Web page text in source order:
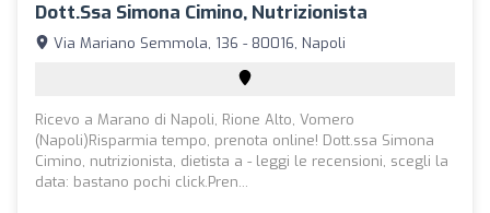
Dott.ssa Simona Cimino, Nutrizionista
Via Mariano Semmola, 136 - 80016, Napoli
Ricevo a Marano di Napoli, Rione Alto, Vomero
(Napoli)Risparmia tempo, prenota online! Dott.ssa Simona
Cimino, nutrizionista, dietista a - leggi le recensioni, scegli la
data: bastano pochi click.Pren...